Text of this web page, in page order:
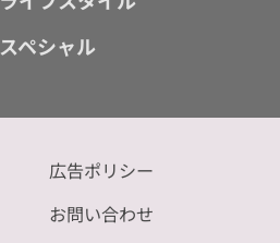
スペシャル
広告ポリシー
お問い合わせ